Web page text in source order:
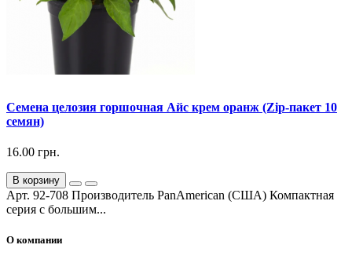
Семена целозия горшочная Айс крем оранж (Zip-пакет 10
семян)
16.00 грн.
В корзину
Арт. 92-708 Производитель PanAmerican (США) Компактная
серия с большим...
О компании